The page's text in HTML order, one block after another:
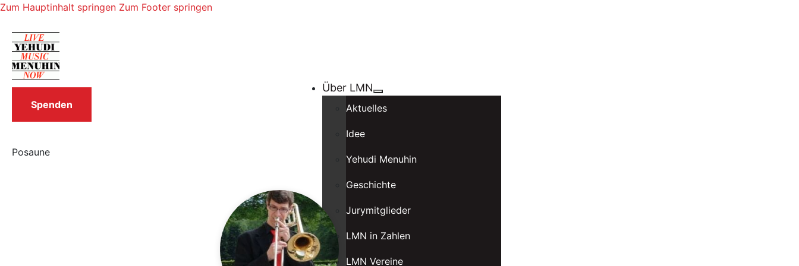
Zum Hauptinhalt springen Zum Footer springen
Über LMN
Aktuelles
Idee
Yehudi Menuhin
Geschichte
Jurymitglieder
LMN in Zahlen
LMN Vereine
Spenden
Posaune